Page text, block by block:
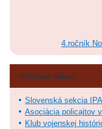
4.ročník
Obľúbené odkazy
Slovenská sekcia IPA
Asociácia policajtov
Klub vojenskej